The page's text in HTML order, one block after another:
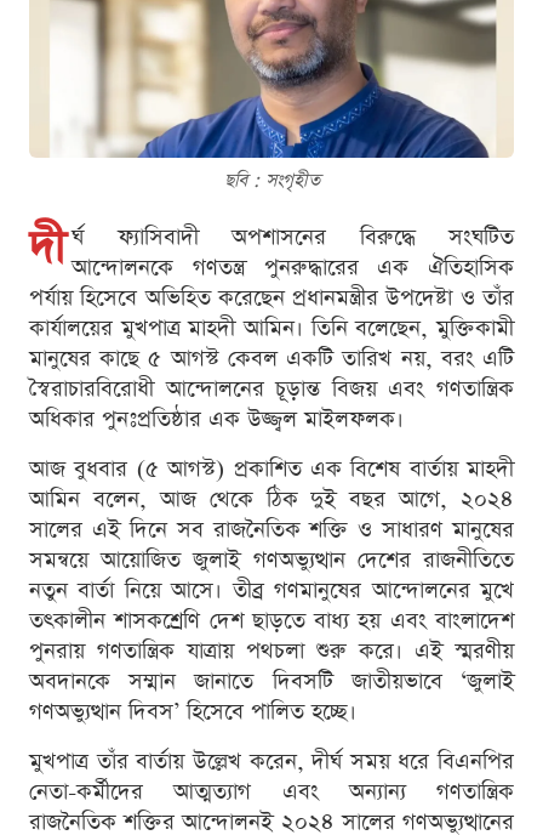
ছবি : সংগৃহীত
দী র্ঘ ফ্যাসিবাদী অপশাসনের বিরুদ্ধে সংঘটিত
আন্দোলনকে গণতন্ত্র পুনরুদ্ধারের এক ঐতিহাসিক
পর্যায় হিসেবে অভিহিত করেছেন প্রধানমন্ত্রীর উপদেষ্টা ও তাঁর
কার্যালয়ের মুখপাত্র মাহদী আমিন। তিনি বলেছেন, মুক্তিকামী
মানুষের কাছে ৫ আগস্ট কেবল একটি তারিখ নয়, বরং এটি
স্বৈরাচারবিরোধী আন্দোলনের চূড়ান্ত বিজয় এবং গণতান্ত্রিক
অধিকার পুনঃপ্রতিষ্ঠার এক উজ্জ্বল মাইলফলক।
আজ বুধবার (৫ আগস্ট) প্রকাশিত এক বিশেষ বার্তায় মাহদী
আমিন বলেন, আজ থেকে ঠিক দুই বছর আগে, ২০২৪
সালের এই দিনে সব রাজনৈতিক শক্তি ও সাধারণ মানুষের
সমন্বয়ে আয়োজিত জুলাই গণঅভ্যুত্থান দেশের রাজনীতিতে
নতুন বার্তা নিয়ে আসে। তীব্র গণমানুষের আন্দোলনের মুখে
তৎকালীন শাসকশ্রেণি দেশ ছাড়তে বাধ্য হয় এবং বাংলাদেশ
পুনরায় গণতান্ত্রিক যাত্রায় পথচলা শুরু করে। এই স্মরণীয়
অবদানকে সম্মান জানাতে দিবসটি জাতীয়ভাবে ‘জুলাই
গণঅভ্যুত্থান দিবস’ হিসেবে পালিত হচ্ছে।
মুখপাত্র তাঁর বার্তায় উল্লেখ করেন, দীর্ঘ সময় ধরে বিএনপির
নেতা-কর্মীদের আত্মত্যাগ এবং অন্যান্য গণতান্ত্রিক
রাজনৈতিক শক্তির আন্দোলনই ২০২৪ সালের গণঅভ্যুত্থানের